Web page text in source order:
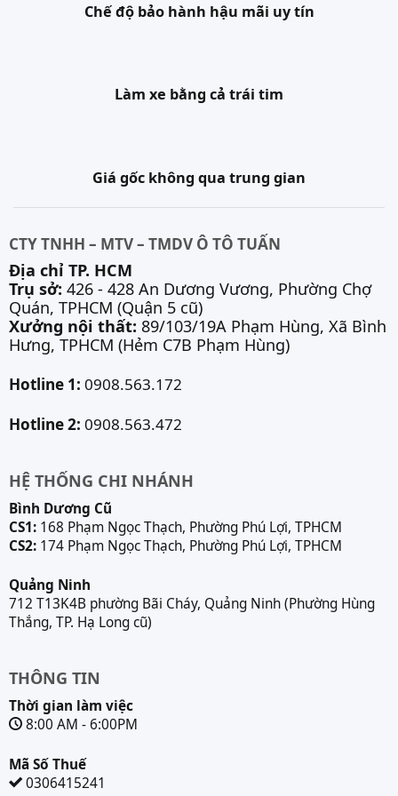
Chế độ bảo hành hậu mãi uy tín
Làm xe bằng cả trái tim
Giá gốc không qua trung gian
CTY TNHH – MTV – TMDV Ô TÔ TUẤN
Địa chỉ TP. HCM
Trụ sở: 426 - 428 An Dương Vương, Phường Chợ
Quán, TPHCM (Quận 5 cũ)
Xưởng nội thất: 89/103/19A Phạm Hùng, Xã Bình
Hưng, TPHCM (Hẻm C7B Phạm Hùng)
Hotline 1: 0908.563.172
Hotline 2: 0908.563.472
HỆ THỐNG CHI NHÁNH
Bình Dương Cũ
CS1:168 Phạm Ngọc Thạch, Phường Phú Lợi, TPHCM
CS2:174 Phạm Ngọc Thạch, Phường Phú Lợi, TPHCM
Quảng Ninh
712 T13K4B phường Bãi Cháy, Quảng Ninh (Phường Hùng
Thắng, TP. Hạ Long cũ)
THÔNG TIN
Thời gian làm việc
8:00 AM - 6:00PM
Mã Số Thuế
0306415241